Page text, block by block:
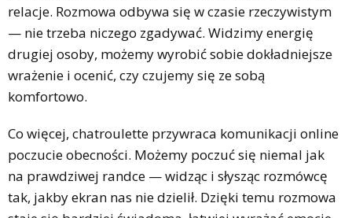
relacje. Rozmowa odbywa się w czasie rzeczywistym
— nie trzeba niczego zgadywać. Widzimy energię
drugiej osoby, możemy wyrobić sobie dokładniejsze
wrażenie i ocenić, czy czujemy się ze sobą
komfortowo.
Co więcej, chatroulette przywraca komunikacji online
poczucie obecności. Możemy poczuć się niemal jak
na prawdziwej randce — widząc i słysząc rozmówcę
tak, jakby ekran nas nie dzielił. Dzięki temu rozmowa